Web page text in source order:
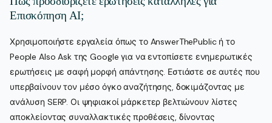
Επισκόπηση AI;
Χρησιμοποιήστε εργαλεία όπως το AnswerThePublic ή το
People Also Ask της Google για να εντοπίσετε ενημερωτικές
ερωτήσεις με σαφή μορφή απάντησης. Εστιάστε σε αυτές που
υπερβαίνουν τον μέσο όγκο αναζήτησης, δοκιμάζοντας με
ανάλυση SERP. Οι ψηφιακοί μάρκετερ βελτιώνουν λίστες
αποκλείοντας συναλλακτικές προθέσεις, δίνοντας